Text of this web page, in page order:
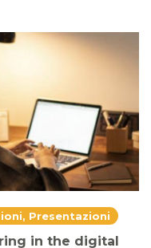
Presentazioni
in the digital